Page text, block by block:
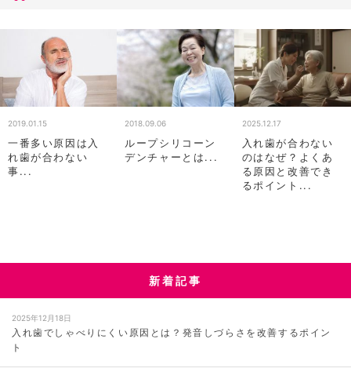
2019.01.15
一番多い原因は入
れ歯が合わない
事...
2018.09.06
ループシリコーン
デンチャーとは...
2025.12.17
入れ歯が合わない
のはなぜ？よくあ
る原因と改善でき
るポイント...
新着記事
2025年12月18日
入れ歯でしゃべりにくい原因とは？発音しづらさを改善するポイン
ト